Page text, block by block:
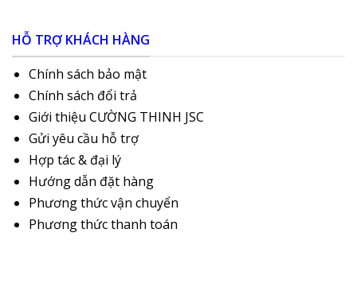
HỖ TRỢ KHÁCH HÀNG
Chính sách bảo mật
Chính sách đổi trả
Giới thiệu CƯỜNG THINH JSC
Gửi yêu cầu hỗ trợ
Hợp tác & đại lý
Hướng dẫn đặt hàng
Phương thức vận chuyển
Phương thức thanh toán